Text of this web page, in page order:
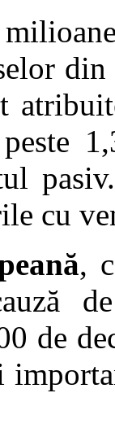
din
cu
,
de